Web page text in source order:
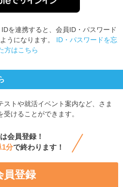
を連携すると、会員ID・パスワード
うになります。 ID・パスワードを忘
方はこちら
ストや就活イベント案内など、さま
けることができます。
会員登録！
1分で終わります！
員登録